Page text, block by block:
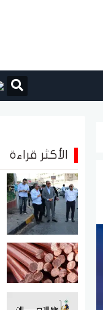
الأكثر قراءة